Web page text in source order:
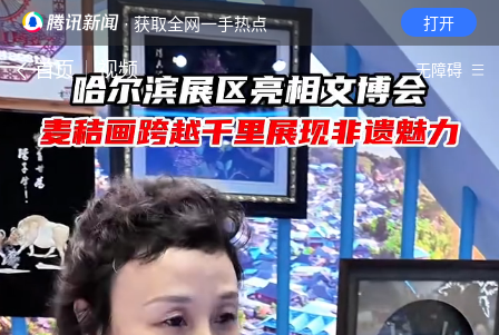
· 获取全网一手热点 打开
首页 视频 无障碍